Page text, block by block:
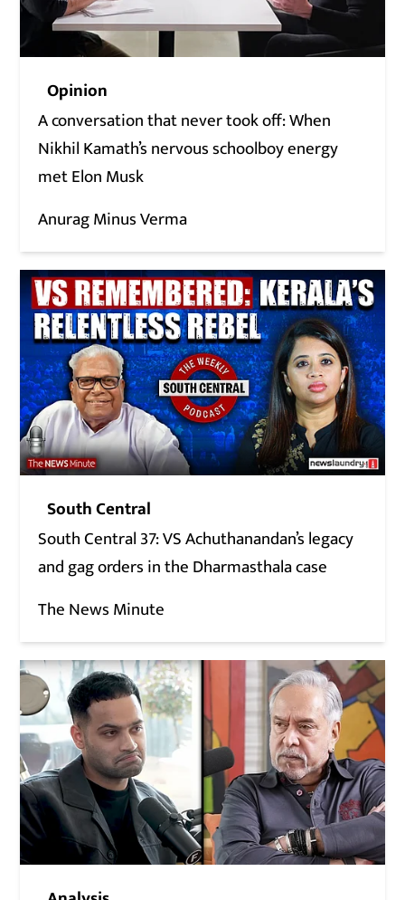
Opinion
A conversation that never took off: When
Nikhil Kamath’s nervous schoolboy energy
met Elon Musk
Anurag Minus Verma
South Central
South Central 37: VS Achuthanandan’s legacy
and gag orders in the Dharmasthala case
The News Minute